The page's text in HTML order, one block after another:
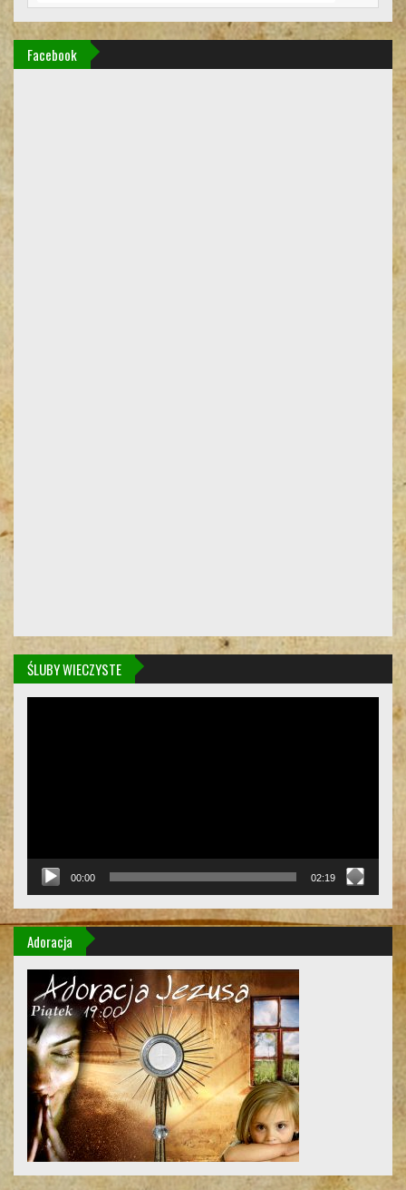
Facebook
ŚLUBY WIECZYSTE
00:00 02:19
Adoracja